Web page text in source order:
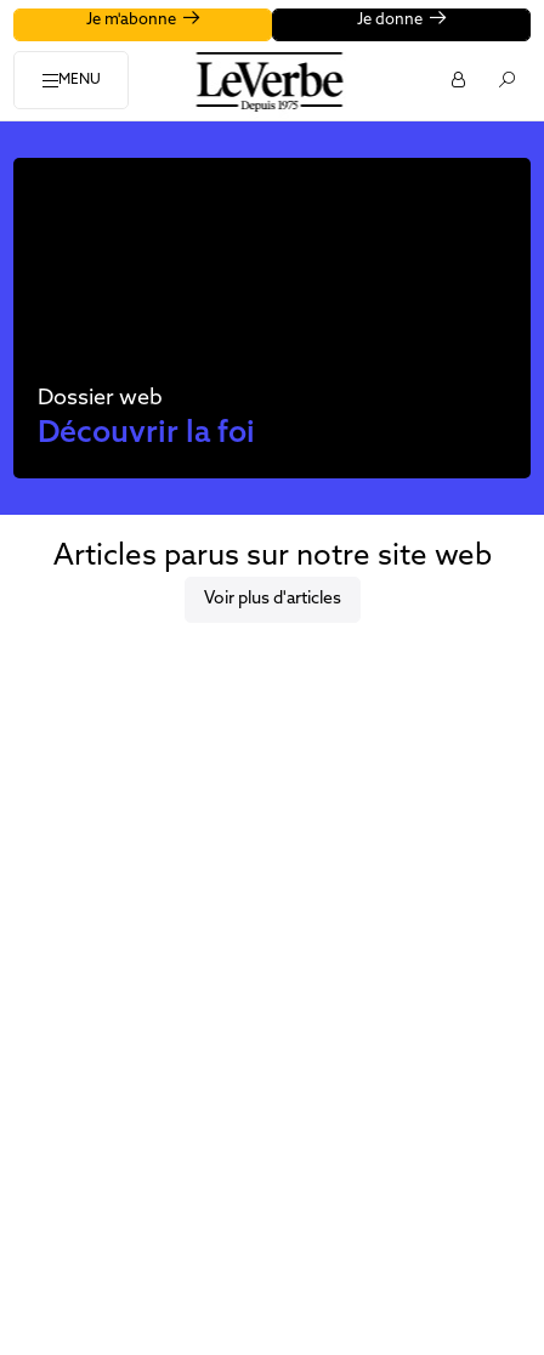
Je m'abonne Je donne
MENU
Dossier web
Découvrir la foi
Articles parus sur notre site web
Voir plus d'articles